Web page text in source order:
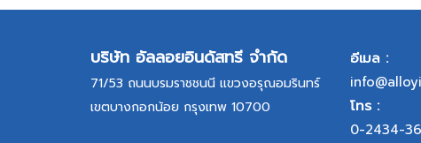
บริษัท อัลลอยอินดัสทรี จำกัด
71/53 ถนนบรมราชชนนี แขวงอรุณอมรินทร์
เขตบางกอกน้อย กรุงเทพ 10700
อีเมล :
โทร :
0-2434-